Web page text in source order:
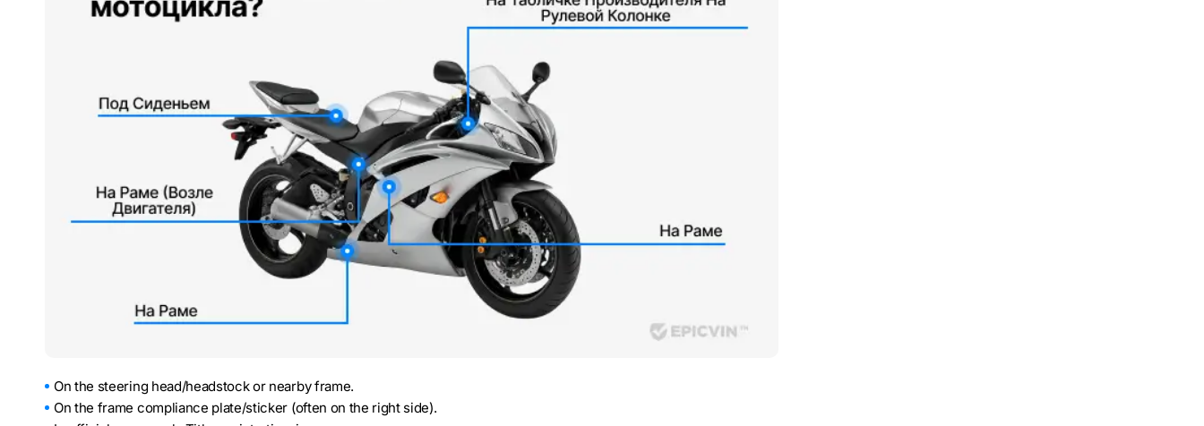
On the steering head/headstock or nearby frame.
On the frame compliance plate/sticker (often on the right side).